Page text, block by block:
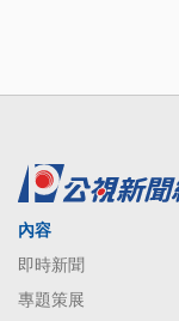
內容
即時新聞
專題策展